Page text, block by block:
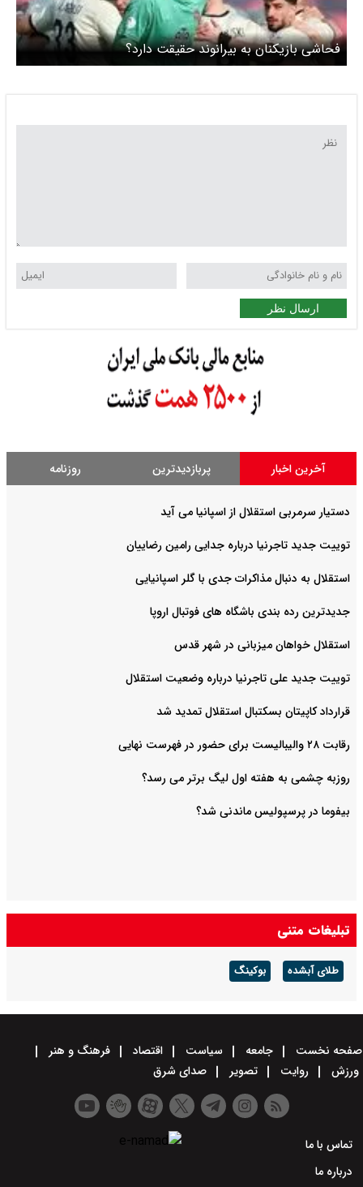
فحاشی بازیکنان به بیرانوند حقیقت دارد؟
ارسال نظر
آخرین اخبار پربازدیدترین روزنامه
دستیار سرمربی استقلال از اسپانیا می آید
توییت جدید تاجرنیا درباره جدایی رامین رضاییان
استقلال به دنبال مذاکرات جدی با گلر اسپانیایی
جدیدترین رده بندی باشگاه های فوتبال اروپا
استقلال خواهان میزبانی در شهر قدس
توییت جدید علی تاجرنیا درباره وضعیت استقلال
قرارداد کاپیتان بسکتبال استقلال تمدید شد
رقابت ۲۸ والیبالیست برای حضور در فهرست نهایی
روزبه چشمی به هفته اول لیگ برتر می رسد؟
بیفوما در پرسپولیس ماندنی شد؟
تبلیغات متنی
طلای آبشده بوکینگ
صفحه نخست جامعه سیاست اقتصاد
فرهنگ و هنر
ورزش
روایت تصویر صدای شرق
تماس با ما
درباره ما